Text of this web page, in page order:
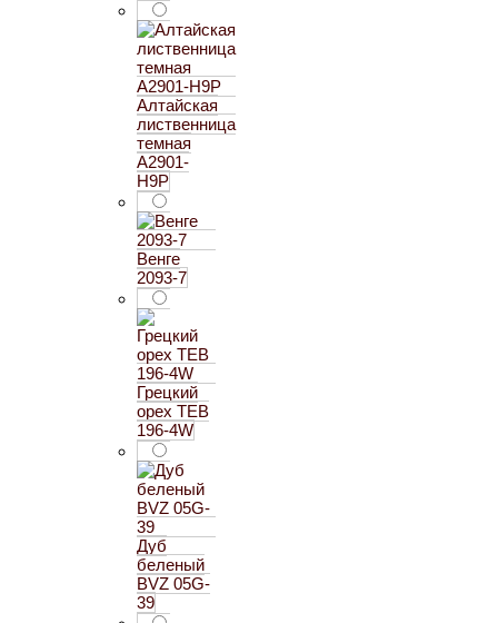
Алтайская
лиственница
темная
A2901-
H9P
Венге
2093-7
Грецкий
орех TEB
196-4W
Дуб
беленый
BVZ 05G-
39